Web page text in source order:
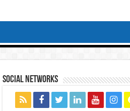
social networks